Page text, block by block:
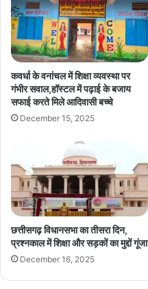
कवर्धा के वनांचल में शिक्षा व्यवस्था पर
गंभीर सवाल,हॉस्टल में पढ़ाई के बजाय
सफाई करते मिले आदिवासी बच्चे
December 15, 2025
छत्तीसगढ़ विधानसभा का तीसरा दिन,
प्रश्नकाल में शिक्षा और सड़कों का मुद्दों गूंजा
December 16, 2025